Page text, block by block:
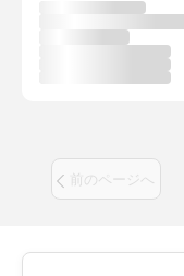
前のページへ